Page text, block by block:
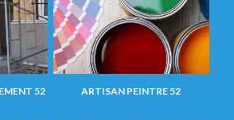
52 ARTISAN PEINTRE 52